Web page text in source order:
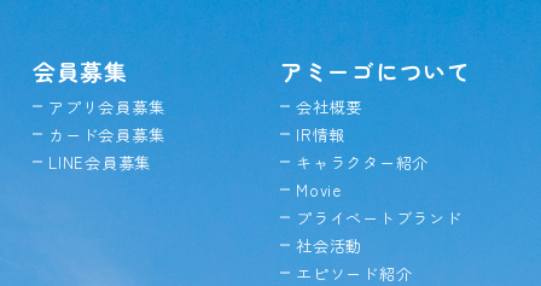
会員募集
アプリ会員募集
カード会員募集
LINE会員募集
アミーゴについて
会社概要
IR情報
キャラクター紹介
Movie
プライベートブランド
社会活動
エピソード紹介